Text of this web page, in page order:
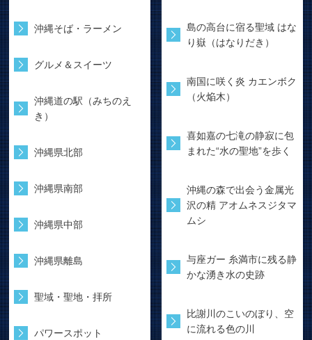
沖縄そば・ラーメン
グルメ＆スイーツ
沖縄道の駅（みちのえ
き）
沖縄県北部
沖縄県南部
沖縄県中部
沖縄県離島
聖域・聖地・拝所
パワースポット
島の高台に宿る聖域 はな
り嶽（はなりだき）
南国に咲く炎 カエンボク
（火焔木）
喜如嘉の七滝の静寂に包
まれた“水の聖地”を歩く
沖縄の森で出会う金属光
沢の精 アオムネスジタマ
ムシ
与座ガー 糸満市に残る静
かな湧き水の史跡
比謝川のこいのぼり、空
に流れる色の川